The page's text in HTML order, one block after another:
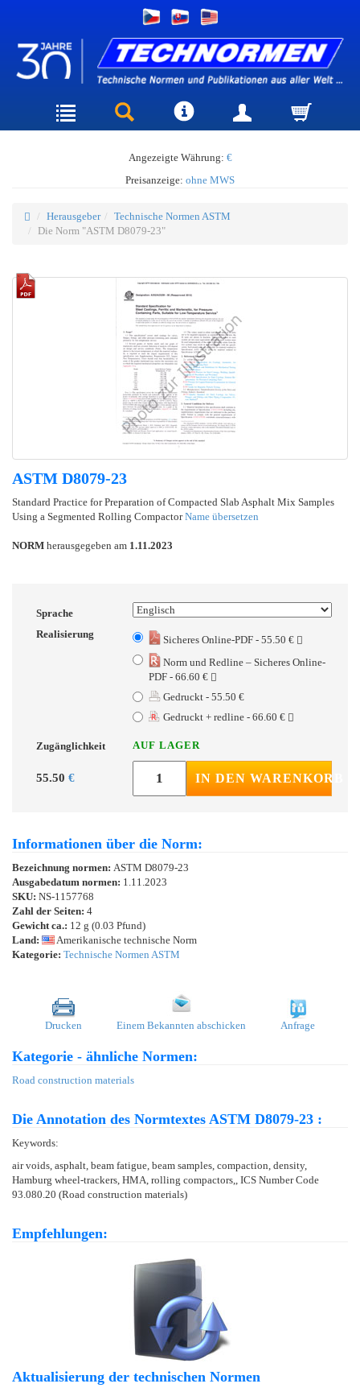
Angezeigte Währung: €
Preisanzeige: ohne MWS
Herausgeber
Technische Normen ASTM
Die Norm "ASTM D8079-23"
ASTM D8079-23
Standard Practice for Preparation of Compacted Slab Asphalt Mix Samples
Using a Segmented Rolling CompactorName übersetzen
NORM herausgegeben am 1.11.2023
Sprache
Realisierung
Sicheres Online-PDF - 55.50 €
Norm und Redline – Sicheres Online-
PDF - 66.60 €
Gedruckt - 55.50 €
Gedruckt + redline - 66.60 €
Zugänglichkeit AUF LAGER
55.50 € IN DEN WARENKORB
Informationen über die Norm:
Bezeichnung normen: ASTM D8079-23
Ausgabedatum normen: 1.11.2023
SKU: NS-1157768
Zahl der Seiten: 4
Gewicht ca.: 12 g (0.03 Pfund)
Land:
Amerikanische technische Norm
Kategorie: Technische Normen ASTM
Drucken Einem Bekannten abschicken Anfrage
Kategorie - ähnliche Normen:
Road construction materials
Die Annotation des Normtextes ASTM D8079-23 :
Keywords:
air voids, asphalt, beam fatigue, beam samples, compaction, density,
Hamburg wheel-trackers, HMA, rolling compactors,, ICS Number Code
93.080.20 (Road construction materials)
Empfehlungen:
Aktualisierung der technischen Normen